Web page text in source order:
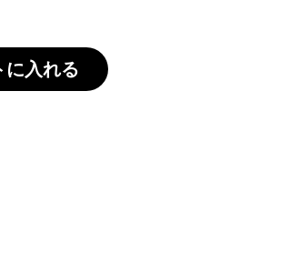
家族を思う農業 想いと道のり
に入れる